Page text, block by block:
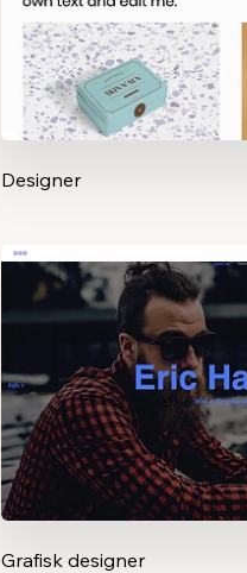
Designer
Grafisk designer